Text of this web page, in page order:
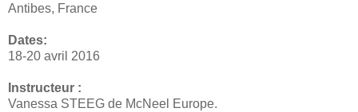
Antibes, France
Dates:
18-20 avril 2016
Instructeur :
Vanessa STEEG de McNeel Europe.